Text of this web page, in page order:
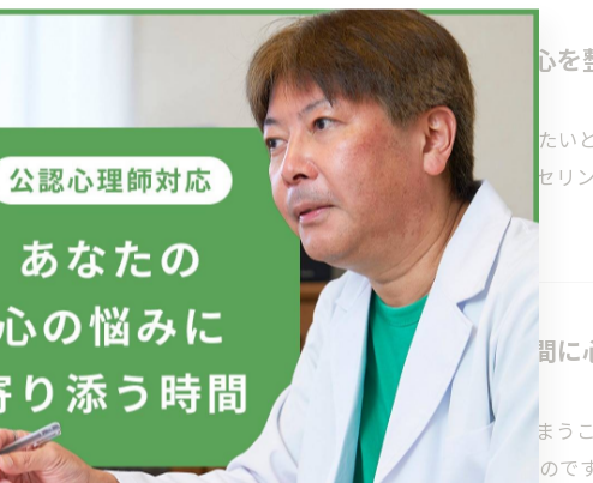
新年を迎えた今こそ始めたいカウンセリングで心
新年が始まると、新しい気持ちで前向きな一歩を踏み出したい
ても、心の中には不安や悩みが残りがちです。特にカウンセ
構えを見…
カウンセリングとマインドフルネスで今この瞬間に
2025/12/30
過去の後悔や未来への不安に囚われて、心が重くなってしまう
トレスや心の揺らぎは、現代社会において誰もが感じるもので